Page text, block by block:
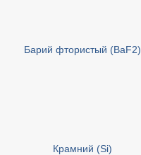
Барий фтористый (BaF2)
Крамний (Si)